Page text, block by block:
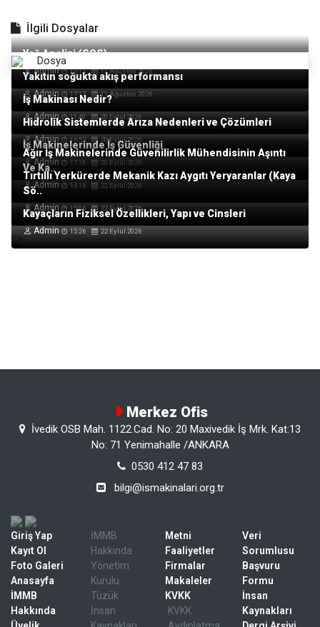
Yağ Analizi (SOS)
Admin 15:15 11 Ağustos 2026
Yakıtın soğukta akış performansı
Admin 17:17 11 Ağustos 2026
İş Makinası Nedir?
Admin 11:40 20 Eylül 2026
Hidrolik Sistemlerde Arıza Nedenleri ve Çözümleri
Admin 16:52 20 Eylül 2026
İş Makinelerinde İş Güvenliği
Admin 17:18 20 Eylül 2026
Ağır İş Makinelerinde Güvenilirlik Mühendisinin Aşıntı
Ve Ka..
Admin 14:16 22 Eylül 2026
Tırtıllı Yerkürerde Mekanik Kazı Aygıtı Yeryaranlar (Kaya
Sö..
Admin 15:06 22 Eylül 2026
Kayaçların Fiziksel Özellikleri, Yapı ve Cinsleri
Admin 15:26 22 Eylül 2026
İlgili Dosyalar
Dosya
Merkez Ofis
İvedik OSB Mah. 1122.Cad. No: 20 Maxivedik İş Mrk. Kat:13
No: 71 Yenimahalle /ANKARA
0530 412 47 83
bilgi@ismakinalari.org.tr
Giriş Yap
Kayıt Ol
Foto Galeri
Anasayfa
İMMB
Hakkında
İMMB
Hakkında
Yönetim
Kurulu
Tüzük
İnsan
Metni
Faaliyetler
Firmalar
Makaleler
KVKK
KVKK
Veri
Sorumlusu
Başvuru
Formu
İnsan
Kaynakları